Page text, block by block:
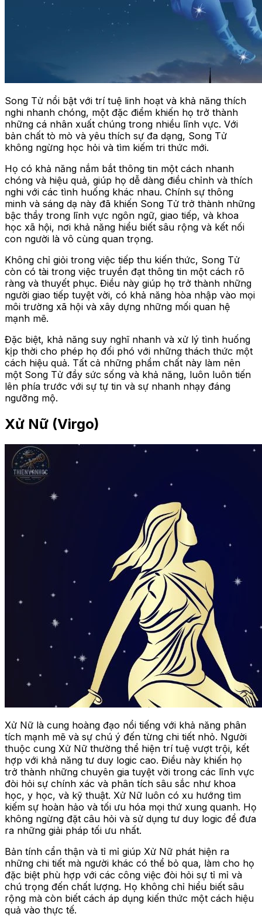
Song Tử nổi bật với trí tuệ linh hoạt và khả năng thích
nghi nhanh chóng, một đặc điểm khiến họ trở thành
những cá nhân xuất chúng trong nhiều lĩnh vực. Với
bản chất tò mò và yêu thích sự đa dạng, Song Tử
không ngừng học hỏi và tìm kiếm tri thức mới.
Họ có khả năng nắm bắt thông tin một cách nhanh
chóng và hiệu quả, giúp họ dễ dàng điều chỉnh và thích
nghi với các tình huống khác nhau. Chính sự thông
minh và sáng dạ này đã khiến Song Tử trở thành những
bậc thầy trong lĩnh vực ngôn ngữ, giao tiếp, và khoa
học xã hội, nơi khả năng hiểu biết sâu rộng và kết nối
con người là vô cùng quan trọng.
Không chỉ giỏi trong việc tiếp thu kiến thức, Song Tử
còn có tài trong việc truyền đạt thông tin một cách rõ
ràng và thuyết phục. Điều này giúp họ trở thành những
người giao tiếp tuyệt vời, có khả năng hòa nhập vào mọi
môi trường xã hội và xây dựng những mối quan hệ
mạnh mẽ.
Đặc biệt, khả năng suy nghĩ nhanh và xử lý tình huống
kịp thời cho phép họ đối phó với những thách thức một
cách hiệu quả. Tất cả những phẩm chất này làm nên
một Song Tử đầy sức sống và khả năng, luôn luôn tiến
lên phía trước với sự tự tin và sự nhanh nhạy đáng
ngưỡng mộ.
Xử Nữ (Virgo)
Xử Nữ là cung hoàng đạo nổi tiếng với khả năng phân
tích mạnh mẽ và sự chú ý đến từng chi tiết nhỏ. Người
thuộc cung Xử Nữ thường thể hiện trí tuệ vượt trội, kết
hợp với khả năng tư duy logic cao. Điều này khiến họ
trở thành những chuyên gia tuyệt vời trong các lĩnh vực
đòi hỏi sự chính xác và phân tích sâu sắc như khoa
học, y học, và kỹ thuật. Xử Nữ luôn có xu hướng tìm
kiếm sự hoàn hảo và tối ưu hóa mọi thứ xung quanh. Họ
không ngừng đặt câu hỏi và sử dụng tư duy logic để đưa
ra những giải pháp tối ưu nhất.
Bản tính cẩn thận và tỉ mỉ giúp Xử Nữ phát hiện ra
những chi tiết mà người khác có thể bỏ qua, làm cho họ
đặc biệt phù hợp với các công việc đòi hỏi sự tỉ mỉ và
chú trọng đến chất lượng. Họ không chỉ hiểu biết sâu
rộng mà còn biết cách áp dụng kiến thức một cách hiệu
quả vào thực tế.